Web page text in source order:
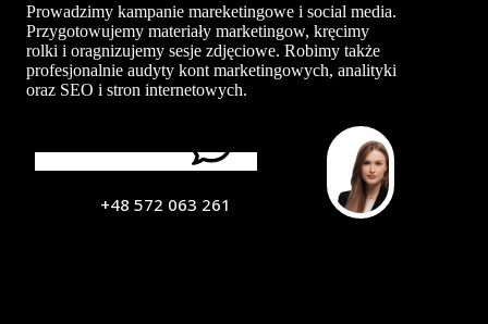
Prowadzimy kampanie mareketingowe i social media.
Przygotowujemy materiały marketingow, kręcimy
rolki i oragnizujemy sesje zdjęciowe. Robimy także
profesjonalnie audyty kont marketingowych, analityki
oraz SEO i stron internetowych.
+48 572 063 261